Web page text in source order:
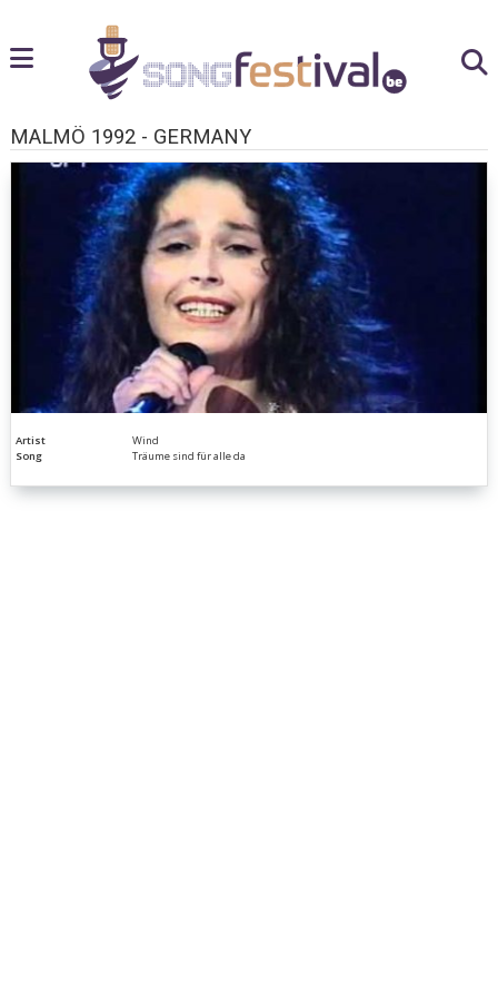
MALMÖ 1992 - GERMANY
Artist
Wind
Song
Träume sind für alle da